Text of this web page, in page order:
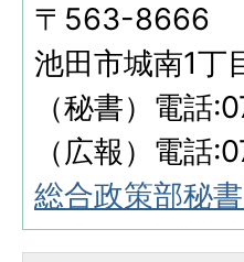
〒563-8666
池田市城南1丁
（秘書）電話
（広報）電話
総合政策部秘